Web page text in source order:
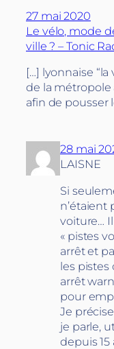
27 mai 2020
Le vélo, mode
ville ? – Tonic
[…] lyonnaise
de la métropole
afin de pousser
28 mai
LAISNE
Si
n’étaient
voiture…
« pistes
arrêt et
les pistes
arrêt
pour
Je
je parle,
depuis